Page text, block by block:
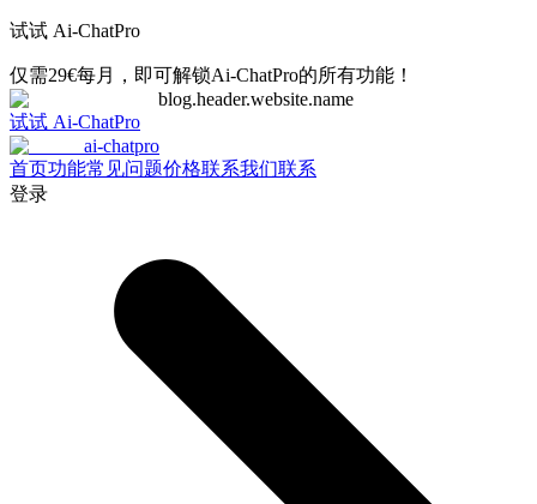
试试 Ai-ChatPro
仅需29€每月，即可解锁Ai-ChatPro的所有功能！
blog.header.website.name
试试 Ai-ChatPro
ai-chatpro
首页功能常见问题价格联系我们联系
登录